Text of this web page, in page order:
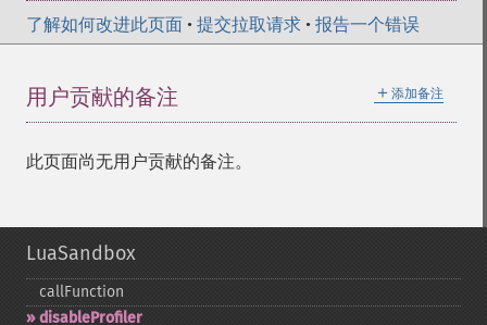
了解如何改进此页面 • 提交拉取请求 • 报告一个错误
＋ 添加备注
用户贡献的备注
此页面尚无用户贡献的备注。
LuaSandbox
callFunction
disableProfiler